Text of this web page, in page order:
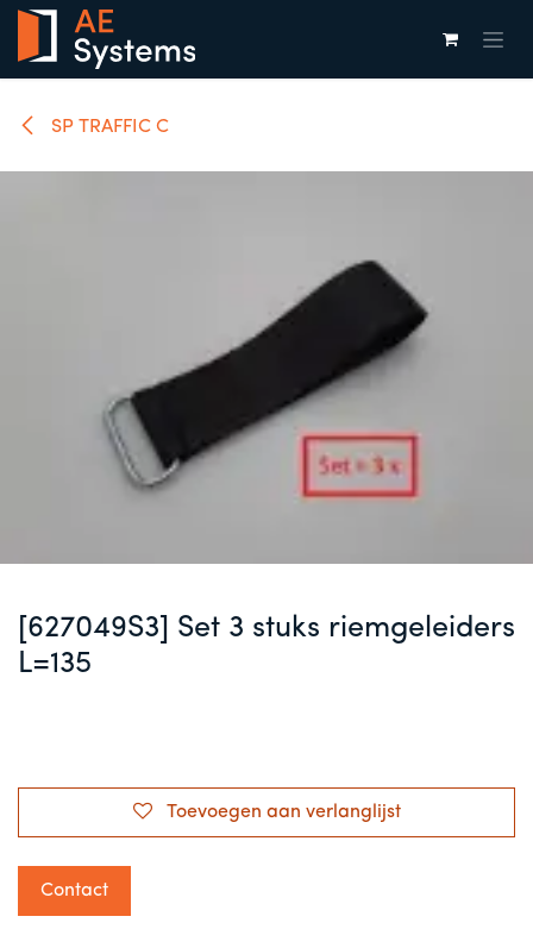
Overslaan naar inhoud
SP TRAFFIC C
[627049S3] Set 3 stuks riemgeleiders
L=135
Toevoegen aan verlanglijst
Contact